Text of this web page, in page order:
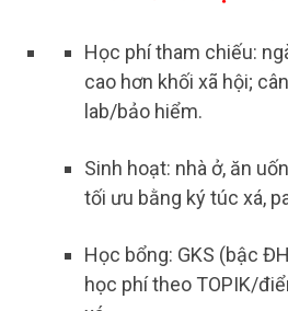
Học phí tham chiếu:
cao hơn khối xã hội;
lab/bảo hiểm.
Sinh hoạt: nhà ở, ăn
tối ưu bằng ký túc xá,
Học bổng: GKS (bậc
học phí theo TOPIK/